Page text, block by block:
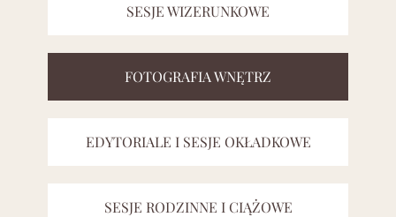
SESJE WIZERUNKOWE
FOTOGRAFIA WNĘTRZ
EDYTORIALE I SESJE OKŁADKOWE
SESJE RODZINNE I CIĄŻOWE